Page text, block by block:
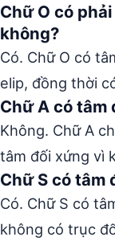
Chữ O có
không?
Có. Chữ O có
elip, đồng thời
Chữ A có tâm
Không. Chữ A
tâm đối xứng vì
Chữ S có tâm
Có. Chữ S có
không có trục